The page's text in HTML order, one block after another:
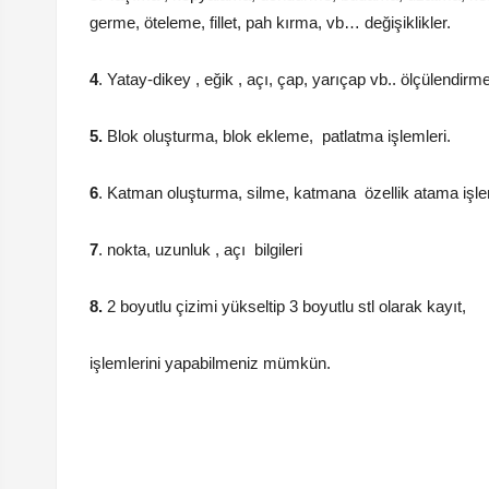
germe, öteleme, fillet, pah kırma, vb… değişiklikler.
4. Yatay-dikey , eğik , açı, çap, yarıçap vb..
5. Blok oluşturma, blok ekleme, patlatma işlemleri.
6. Katman oluşturma, silme, katmana özellik atama
7. nokta, uzunluk , açı bilgileri
8. 2 boyutlu çizimi yükseltip 3 boyutlu stl olarak kayıt,
işlemlerini yapabilmeniz mümkün.